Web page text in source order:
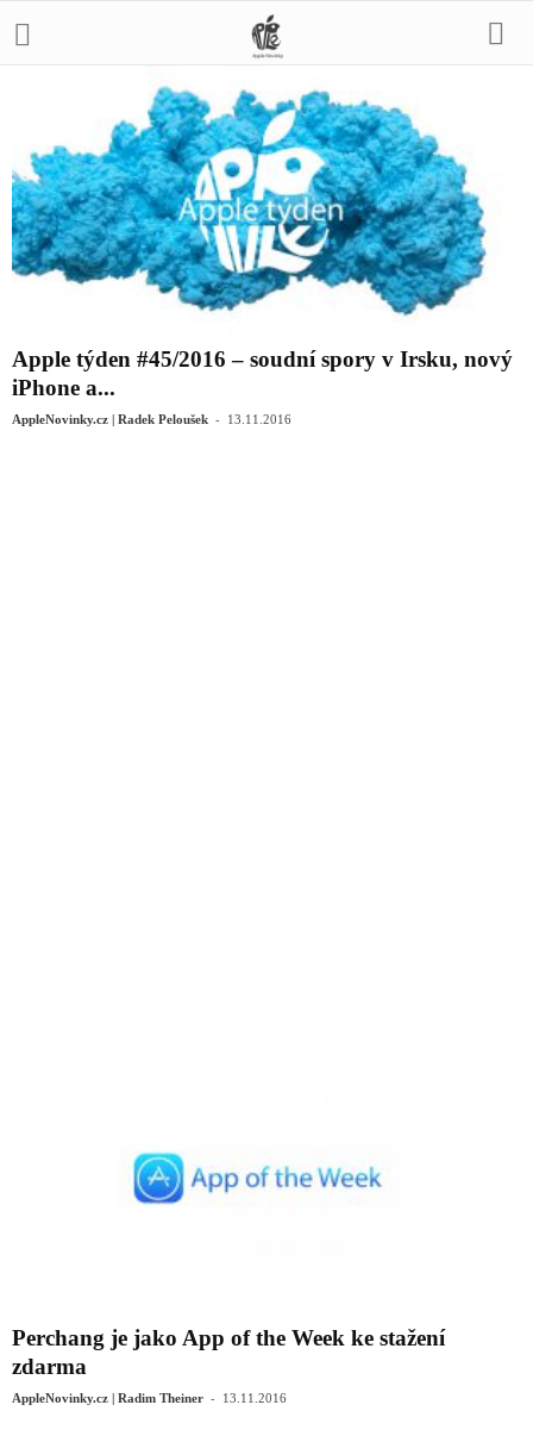
Apple týden #45/2016 – soudní spory v Irsku, nový
iPhone a...
AppleNovinky.cz | Radek Peloušek - 13.11.2016
Perchang je jako App of the Week ke stažení
zdarma
AppleNovinky.cz | Radim Theiner - 13.11.2016